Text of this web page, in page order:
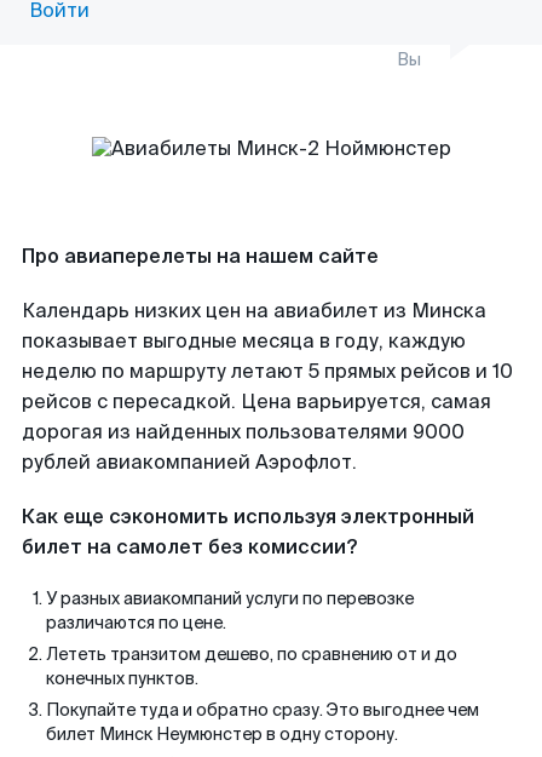
Войти
Вы
Про авиаперелеты на нашем сайте
Календарь низких цен на авиабилет из Минска
показывает выгодные месяца в году, каждую
неделю по маршруту летают 5 прямых рейсов и 10
рейсов с пересадкой. Цена варьируется, самая
дорогая из найденных пользователями 9000
рублей авиакомпанией Аэрофлот.
Как еще сэкономить используя электронный
билет на самолет без комиссии?
У разных авиакомпаний услуги по перевозке
различаются по цене.
Лететь транзитом дешево, по сравнению от и до
конечных пунктов.
Покупайте туда и обратно сразу. Это выгоднее чем
билет Минск Неумюнстер в одну сторону.